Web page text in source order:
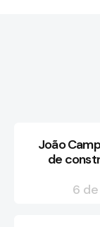
João
de
6